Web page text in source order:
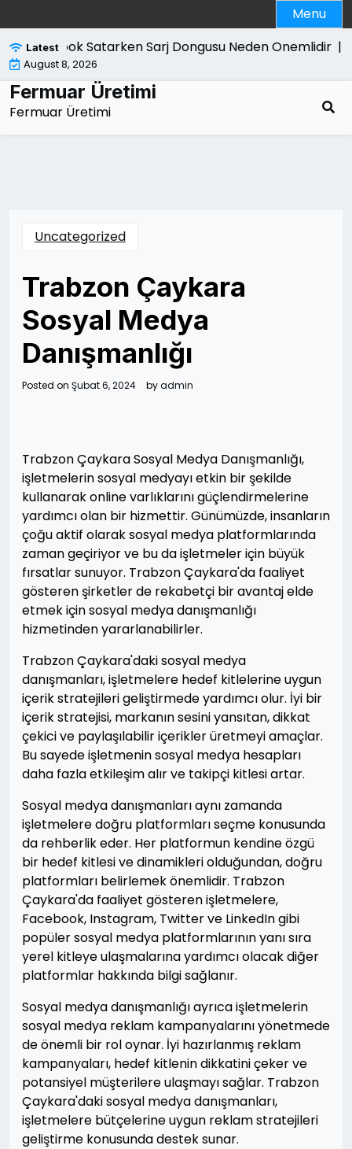
to
content
Menu
LatestSatarken Sarj Dongusu Neden Onemlidir |
August 8, 2026
Fermuar Üretimi
Fermuar Üretimi
Uncategorized
Trabzon Çaykara
Sosyal Medya
Danışmanlığı
Posted on Şubat 6, 2024 byadmin
Trabzon Çaykara Sosyal Medya Danışmanlığı,
işletmelerin sosyal medyayı etkin bir şekilde
kullanarak online varlıklarını güçlendirmelerine
yardımcı olan bir hizmettir. Günümüzde, insanların
çoğu aktif olarak sosyal medya platformlarında
zaman geçiriyor ve bu da işletmeler için büyük
fırsatlar sunuyor. Trabzon Çaykara'da faaliyet
gösteren şirketler de rekabetçi bir avantaj elde
etmek için sosyal medya danışmanlığı
hizmetinden yararlanabilirler.
Trabzon Çaykara'daki sosyal medya
danışmanları, işletmelere hedef kitlelerine uygun
içerik stratejileri geliştirmede yardımcı olur. İyi bir
içerik stratejisi, markanın sesini yansıtan, dikkat
çekici ve paylaşılabilir içerikler üretmeyi amaçlar.
Bu sayede işletmenin sosyal medya hesapları
daha fazla etkileşim alır ve takipçi kitlesi artar.
Sosyal medya danışmanları aynı zamanda
işletmelere doğru platformları seçme konusunda
da rehberlik eder. Her platformun kendine özgü
bir hedef kitlesi ve dinamikleri olduğundan, doğru
platformları belirlemek önemlidir. Trabzon
Çaykara'da faaliyet gösteren işletmelere,
Facebook, Instagram, Twitter ve LinkedIn gibi
popüler sosyal medya platformlarının yanı sıra
yerel kitleye ulaşmalarına yardımcı olacak diğer
platformlar hakkında bilgi sağlanır.
Sosyal medya danışmanlığı ayrıca işletmelerin
sosyal medya reklam kampanyalarını yönetmede
de önemli bir rol oynar. İyi hazırlanmış reklam
kampanyaları, hedef kitlenin dikkatini çeker ve
potansiyel müşterilere ulaşmayı sağlar. Trabzon
Çaykara'daki sosyal medya danışmanları,
işletmelere bütçelerine uygun reklam stratejileri
geliştirme konusunda destek sunar.